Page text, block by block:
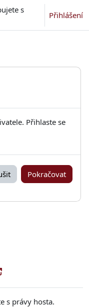
s
Přihlášení
Přihlaste se
Pokračovat
s právy hosta.